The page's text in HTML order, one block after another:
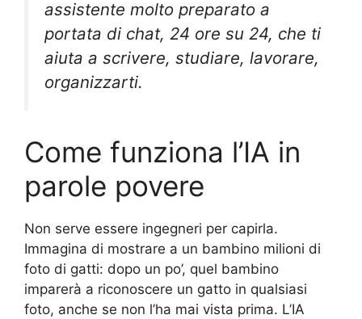
assistente molto preparato a
portata di chat, 24 ore su 24, che ti
aiuta a scrivere, studiare, lavorare,
organizzarti.
Come funziona l’IA in
parole povere
Non serve essere ingegneri per capirla.
Immagina di mostrare a un bambino milioni di
foto di gatti: dopo un po’, quel bambino
imparerà a riconoscere un gatto in qualsiasi
foto, anche se non l’ha mai vista prima. L’IA